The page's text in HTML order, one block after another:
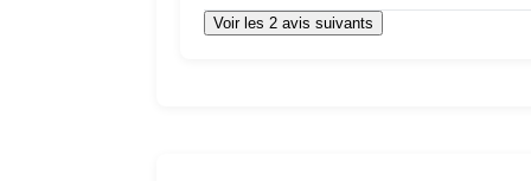
Voir les 2 avis suivants